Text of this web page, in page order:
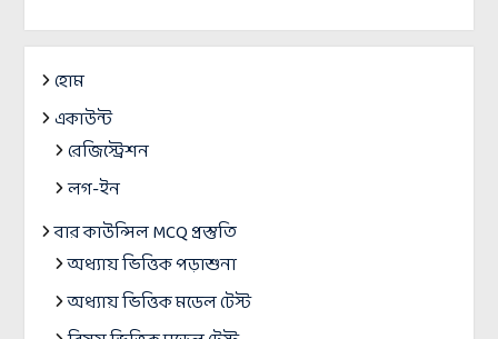
হোম
একাউন্ট
রেজিস্ট্রেশন
লগ-ইন
বার কাউন্সিল MCQ প্রস্তুতি
অধ্যায় ভিত্তিক পড়াশুনা
অধ্যায় ভিত্তিক মডেল টেস্ট